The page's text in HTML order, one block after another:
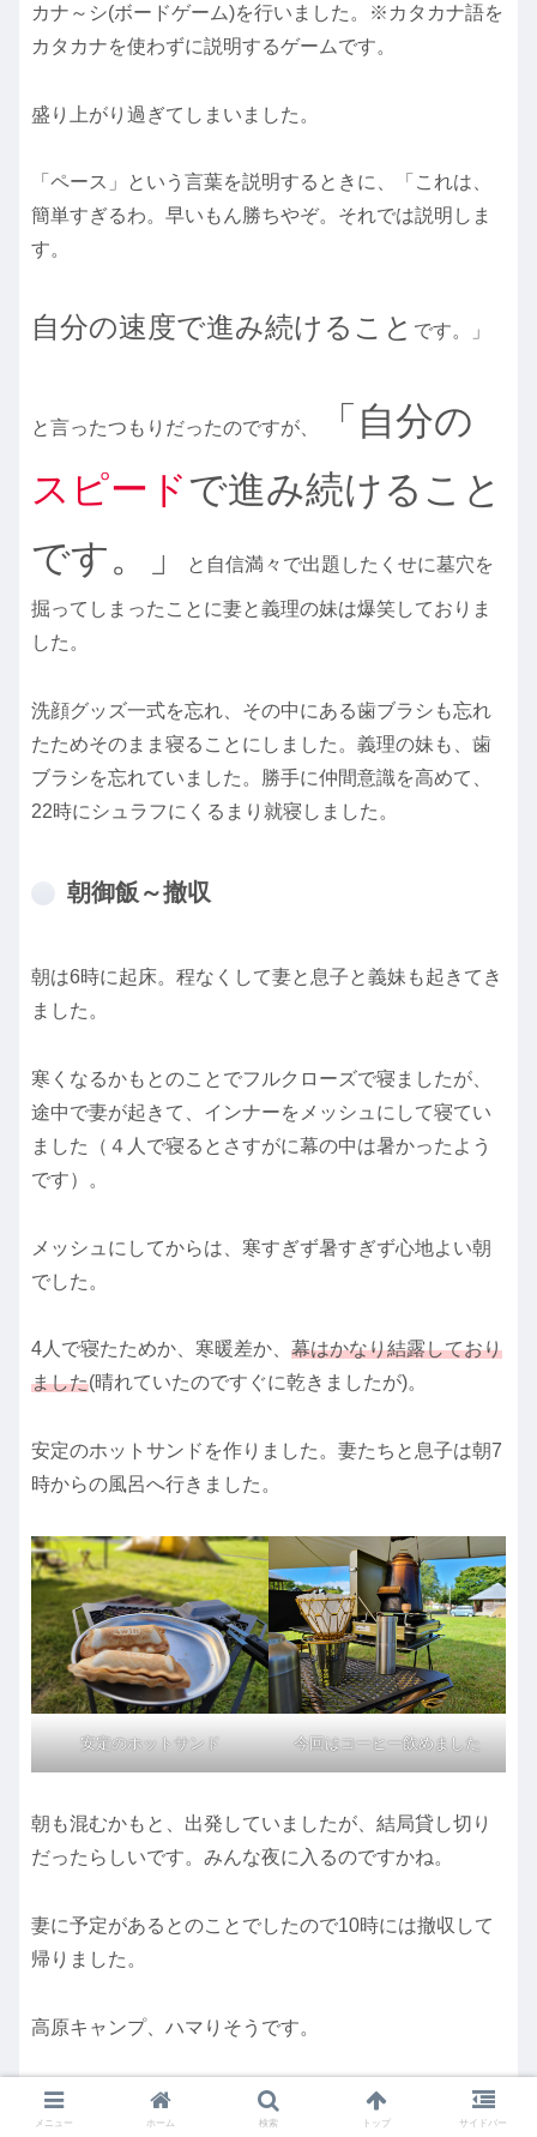
カナ～シ(ボードゲーム)を行いました。※カタカナ語を
カタカナを使わずに説明するゲームです。
盛り上がり過ぎてしまいました。
「ペース」という言葉を説明するときに、「これは、
簡単すぎるわ。早いもん勝ちやぞ。それでは説明しま
す。
自分の速度で進み続けること です。」
と言ったつもりだったのですが、
「自分の
スピードで進み続けること
です。」
と自信満々で出題したくせに墓穴を
掘ってしまったことに妻と義理の妹は爆笑しておりま
した。
洗顔グッズ一式を忘れ、その中にある歯ブラシも忘れ
たためそのまま寝ることにしました。義理の妹も、歯
ブラシを忘れていました。勝手に仲間意識を高めて、
22時にシュラフにくるまり就寝しました。
朝御飯～撤収
朝は6時に起床。程なくして妻と息子と義妹も起きてき
ました。
寒くなるかもとのことでフルクローズで寝ましたが、
途中で妻が起きて、インナーをメッシュにして寝てい
ました（４人で寝るとさすがに幕の中は暑かったよう
です）。
メッシュにしてからは、寒すぎず暑すぎず心地よい朝
でした。
4人で寝たためか、寒暖差か、 幕はかなり結露しており
ました(晴れていたのですぐに乾きましたが)。
安定のホットサンドを作りました。妻たちと息子は朝7
時からの風呂へ行きました。
安定のホットサンド 今回はコーヒー飲めました
朝も混むかもと、出発していましたが、結局貸し切り
だったらしいです。みんな夜に入るのですかね。
妻に予定があるとのことでしたので10時には撤収して
帰りました。
高原キャンプ、ハマりそうです。
キャンプ場利用でかかった費用
メニュー ホーム 検索 トップ サイドバー